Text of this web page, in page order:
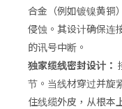
合金（例如镀镍黄铜
侵蚀。其设计确保连
的讯号中断。
独家缆线密封设计：
节。当线材穿过并旋
住线缆外皮，从根本